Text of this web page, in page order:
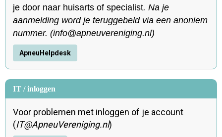
je door naar huisarts of specialist. Na je
aanmelding word je teruggebeld via een anoniem
nummer. (ofni@apneuvereniging.nl)
ApneuHelpdesk
IT / inloggen
Voor problemen met inloggen of je account
(TI@ApneuVereniging.nl)